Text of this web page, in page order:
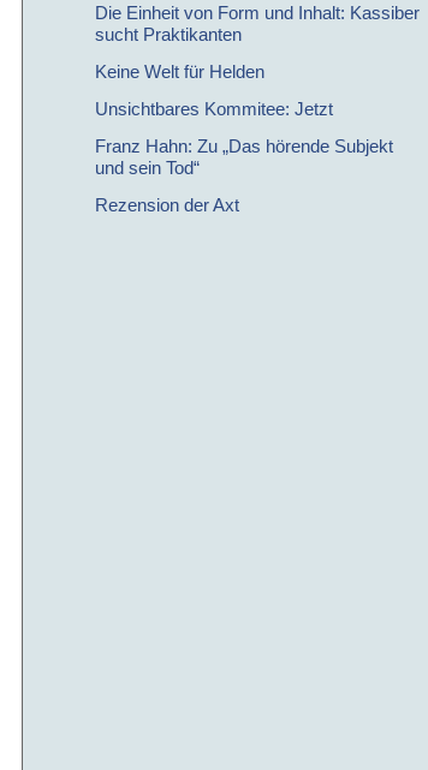
Die Einheit von Form und Inhalt: Kassiber
sucht Praktikanten
Keine Welt für Helden
Unsichtbares Kommitee: Jetzt
Franz Hahn: Zu „Das hörende Subjekt
und sein Tod“
Rezension der Axt